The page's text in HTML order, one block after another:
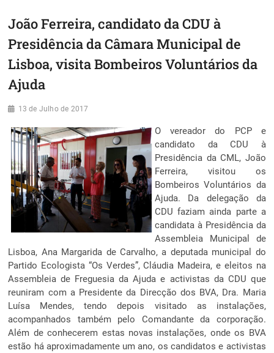
João Ferreira, candidato da CDU à
Presidência da Câmara Municipal de
Lisboa, visita Bombeiros Voluntários da
Ajuda
13 de Julho de 2017
O vereador do PCP e
candidato da CDU à
Presidência da CML, João
Ferreira, visitou os
Bombeiros Voluntários da
Ajuda. Da delegação da
CDU faziam ainda parte a
candidata à Presidência da
Assembleia Municipal de
Lisboa, Ana Margarida de Carvalho, a deputada municipal do
Partido Ecologista “Os Verdes”, Cláudia Madeira, e eleitos na
Assembleia de Freguesia da Ajuda e activistas da CDU que
reuniram com a Presidente da Direcção dos BVA, Dra. Maria
Luísa Mendes, tendo depois visitado as instalações,
acompanhados também pelo Comandante da corporação.
Além de conhecerem estas novas instalações, onde os BVA
estão há aproximadamente um ano, os candidatos e activistas